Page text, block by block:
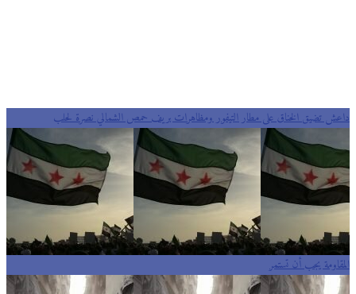
داعش تضيق الخناق على مطار التيفور ومظاهرات بريف حمص الشمالي نصرة لحلب
المقاومة يجب أن تستمر